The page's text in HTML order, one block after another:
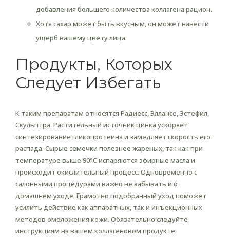
добавления большего количества коллагена рацион.
Хотя сахар может быть вкусным, он может нанести
ущерб вашему цвету лица.
Продукты, Которых
Следует Избегать
К таким препаратам относятся Радиесс, Эллансе, Эстефил,
Скульптра. Растительный источник цинка ускоряет
синтезирование гликопротеина и замедляет скорость его
распада. Сырые семечки полезнее жареных, так как при
температуре выше 90°С испаряются эфирные масла и
происходит окислительный процесс. Одновременно с
салонными процедурами важно не забывать и о
домашнем уходе. Грамотно подобранный уход поможет
усилить действие как аппаратных, так и инъекционных
методов омоложения кожи. Обязательно следуйте
инструкциям на вашем коллагеновом продукте.